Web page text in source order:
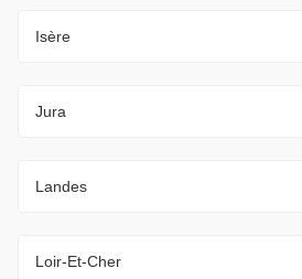
Isère
Jura
Landes
Loir-Et-Cher